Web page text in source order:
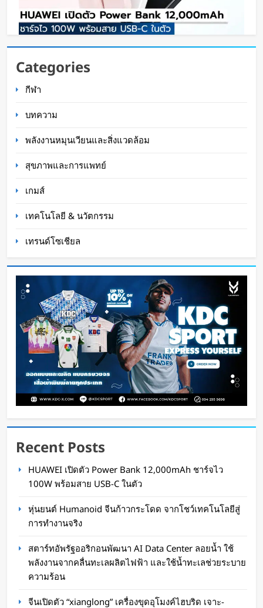
HUAWEI เปิดตัว Power Bank 12,000mAh ชาร์จ
ไว 100W พร้อมสาย USB-C ในตัว
เทคโนโลยีสู่การทำงานจริง
Oat Content 2 วัน ago
สตาร์ทอัพรัฐออริกอนพัฒนา AI Data Center ลอย
น้ำ ใช้พลังงานจากคลื่นทะเลผลิตไฟฟ้า และใช้น้ำ
Oat Content
Categories
กีฬา
บทความ
พลังงานหมุนเวียนและสิ่งแวดล้อม
สุขภาพและการแพทย์
เกมส์
เทคโนโลยี & นวัตกรรม
เทรนด์โซเชียล
Recent Posts
HUAWEI เปิดตัว Power Bank 12,000mAh ชาร์จไว
100W พร้อมสาย USB-C ในตัว
หุ่นยนต์ Humanoid จีนก้าวกระโดด จากโชว์เทคโนโลยีสู่
การทำงานจริง
สตาร์ทอัพรัฐออริกอนพัฒนา AI Data Center ลอยน้ำ ใช้
พลังงานจากคลื่นทะเลผลิตไฟฟ้า และใช้น้ำทะเลช่วยระบาย
ความร้อน
จีนเปิดตัว “xianglong” เครื่องขุดอุโมงค์ไฮบริด เจาะ-